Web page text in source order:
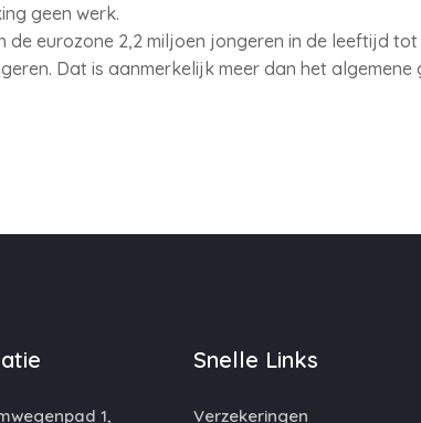
geen werk.
eurozone 2,2 miljoen jongeren in de leeftijd
Dat is aanmerkelijk meer dan het
1,
Snelle Links
Verzekeringen